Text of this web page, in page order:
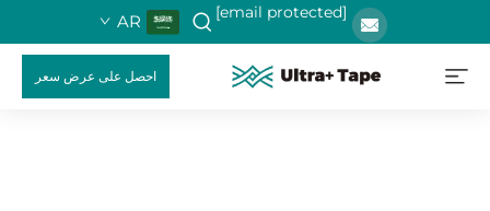
[email protected]
AR
احصل على عرض سعر